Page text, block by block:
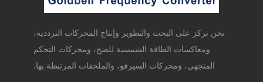
نحن نركز على البحث والتطوير وإنتاج المحركات الترددية،
ومعاكسات الطاقة الشمسية للضخ، ومحركات التحكم
المتجهي، ومحركات السيرفو، والملحقات المرتبطة بها.